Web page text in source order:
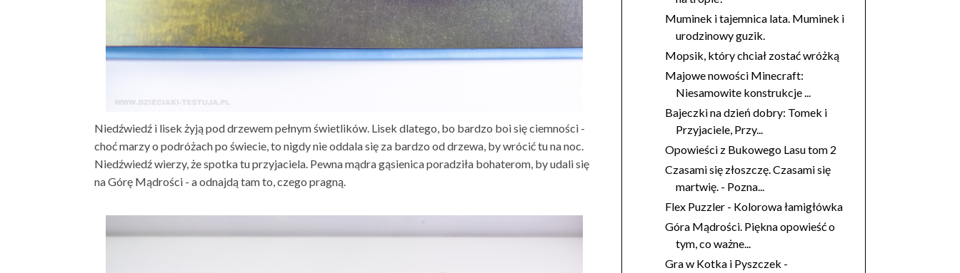
Niedźwiedź i lisek żyją pod drzewem pełnym świetlików. Lisek dlatego, bo bardzo boi się ciemności -
choć marzy o podróżach po świecie, to nigdy nie oddala się za bardzo od drzewa, by wrócić tu na noc.
Niedźwiedź wierzy, że spotka tu przyjaciela. Pewna mądra gąsienica poradziła bohaterom, by udali się
na Górę Mądrości - a odnajdą tam to, czego pragną.
Muminek i tajemnica lata. Muminek i
urodzinowy guzik.
Mopsik, który chciał zostać wróżką
Majowe nowości Minecraft:
Niesamowite konstrukcje ...
Bajeczki na dzień dobry: Tomek i
Przyjaciele, Przy...
Opowieści z Bukowego Lasu tom 2
Czasami się złoszczę. Czasami się
martwię. - Pozna...
Flex Puzzler - Kolorowa łamigłówka
Góra Mądrości. Piękna opowieść o
tym, co ważne...
Gra w Kotka i Pyszczek -